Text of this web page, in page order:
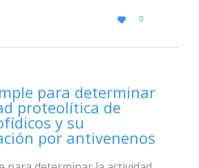

LOVE
IT
0
para determinar
proteolítica de
y su
por antivenenos